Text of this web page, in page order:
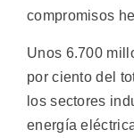
compromisos
Unos 6.700
por ciento del
los sectores
energía